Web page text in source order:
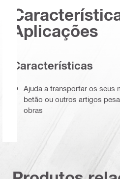
Aplicações
Características
Ajuda a transportar os seus
betão ou outros artigos
obras